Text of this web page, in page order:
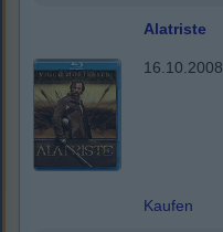
Alatriste
16.10.2008
Kaufen